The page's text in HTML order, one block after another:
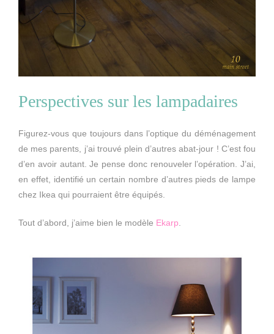
Perspectives sur les lampadaires
Figurez-vous que toujours dans l’optique du déménagement
de mes parents, j’ai trouvé plein d’autres abat-jour ! C’est fou
d’en avoir autant. Je pense donc renouveler l’opération. J’ai,
en effet, identifié un certain nombre d’autres pieds de lampe
chez Ikea qui pourraient être équipés.
Tout d’abord, j’aime bien le modèle Ekarp